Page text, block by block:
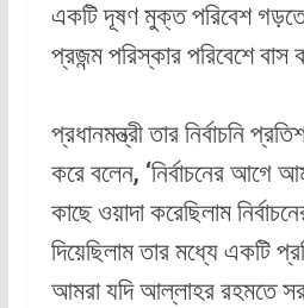
একটি দূষণ মুক্ত পরিবেশ গড়তে
প্রজন্ম পরিস্কার পরিবেশে বাস
প্রধানমন্ত্রী তার নির্বাচনি
করে বলেন, ‘নির্বাচনের আগে
কাছে ওয়াদা করেছিলাম
দিয়েছিলাম তার মধ্যে একটি
আমরা যদি আল্লাহর রহমতে